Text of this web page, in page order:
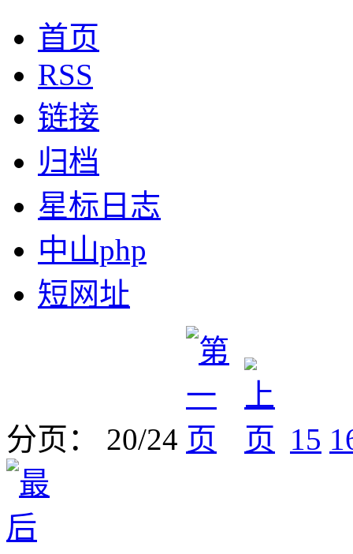
首页
RSS
链接
归档
星标日志
中山php
短网址
分页： 20/24 15